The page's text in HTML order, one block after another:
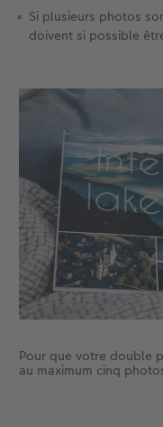
Si plusieurs photos
doivent si possible
Pour que votre double
au maximum cinq